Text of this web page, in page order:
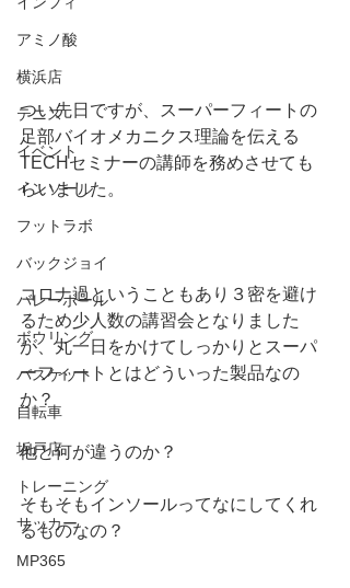
アミノ酸
横浜店
テニス
イベント
インソール
フットラボ
バックジョイ
バレーボール
ボウリング
バスケット
自転車
坂戸店
トレーニング
サッカー
MP365
つい先日ですが、スーパーフィートの
足部バイオメカニクス理論を伝える
TECHセミナーの講師を務めさせても
らいました。
コロナ過ということもあり３密を避け
るため少人数の講習会となりました
が、丸一日をかけてしっかりとスーパ
ーフィートとはどういった製品なの
か？
他と何が違うのか？
そもそもインソールってなにしてくれ
るものなの？